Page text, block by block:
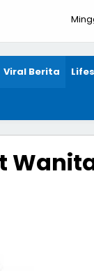
Viral Berita